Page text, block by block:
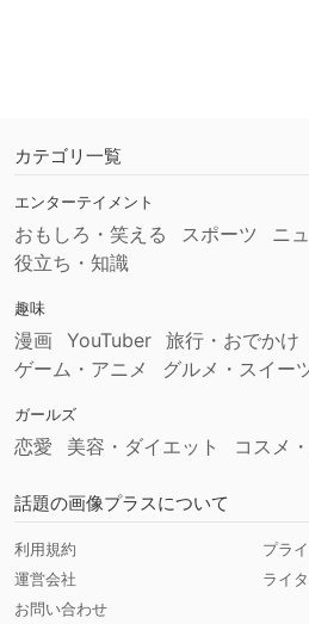
カテゴリ一覧
エンターテイメント
おもしろ・笑える スポーツ ニ
役立ち・知識
趣味
漫画 YouTuber 旅行・おでかけ
ゲーム・アニメ
グルメ・スイー
ガールズ
恋愛 美容・ダイエット コスメ
話題の画像プラスについて
利用規約
プラ
運営会社
ライ
お問い合わせ